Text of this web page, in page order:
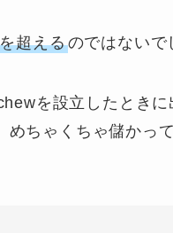
超えるのではないで
を設立したときに
めちゃくちゃ儲かっ